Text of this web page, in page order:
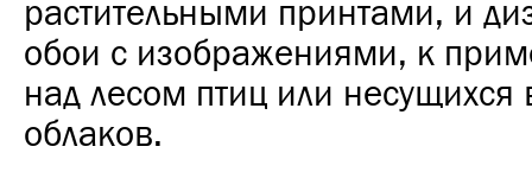
растительными принтами, и
обои с изображениями, к
над лесом птиц или несущихся
облаков.